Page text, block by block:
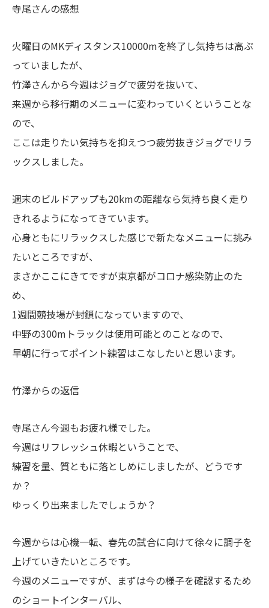
寺尾さんの感想
火曜日のMKディスタンス10000mを終了し気持ちは高ぶ
っていましたが、
竹澤さんから今週はジョグで疲労を抜いて、
来週から移行期のメニューに変わっていくということな
ので、
ここは走りたい気持ちを抑えつつ疲労抜きジョグでリラ
ックスしました。
週末のビルドアップも20kmの距離なら気持ち良く走り
きれるようになってきています。
心身ともにリラックスした感じで新たなメニューに挑み
たいところですが、
まさかここにきてですが東京都がコロナ感染防止のた
め、
1週間競技場が封鎖になっていますので、
中野の300mトラックは使用可能とのことなので、
早朝に行ってポイント練習はこなしたいと思います。
竹澤からの返信
寺尾さん今週もお疲れ様でした。
今週はリフレッシュ休暇ということで、
練習を量、質ともに落としめにしましたが、どうです
か？
ゆっくり出来ましたでしょうか？
今週からは心機一転、春先の試合に向けて徐々に調子を
上げていきたいところです。
今週のメニューですが、まずは今の様子を確認するため
のショートインターバル、